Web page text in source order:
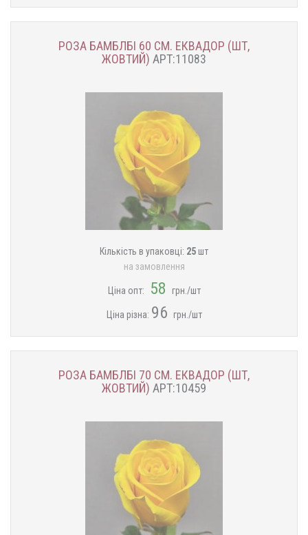
РОЗА БАМБЛБІ 60 СМ. ЕКВАДОР (ШТ,
ЖОВТИЙ) АРТ:11083
Кількість в упаковці: 25 шт
на замовлення
Ціна опт: 58 грн./шт
Ціна різна: 96 грн./шт
РОЗА БАМБЛБІ 70 СМ. ЕКВАДОР (ШТ,
ЖОВТИЙ) АРТ:10459